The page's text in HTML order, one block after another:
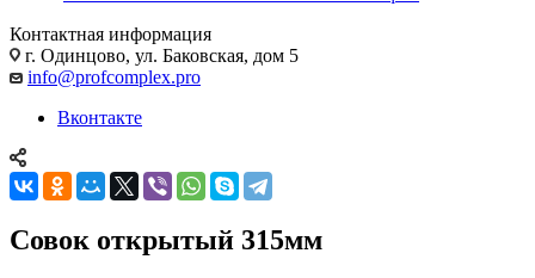
Контактная информация
г. Одинцово, ул. Баковская, дом 5
info@profcomplex.pro
Вконтакте
Совок открытый 315мм